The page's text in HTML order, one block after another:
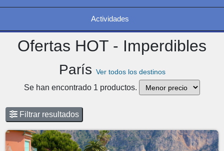
Actividades
Ofertas HOT - Imperdibles
París Ver todos los destinos
Se han encontrado 1 productos.
Filtrar resultados